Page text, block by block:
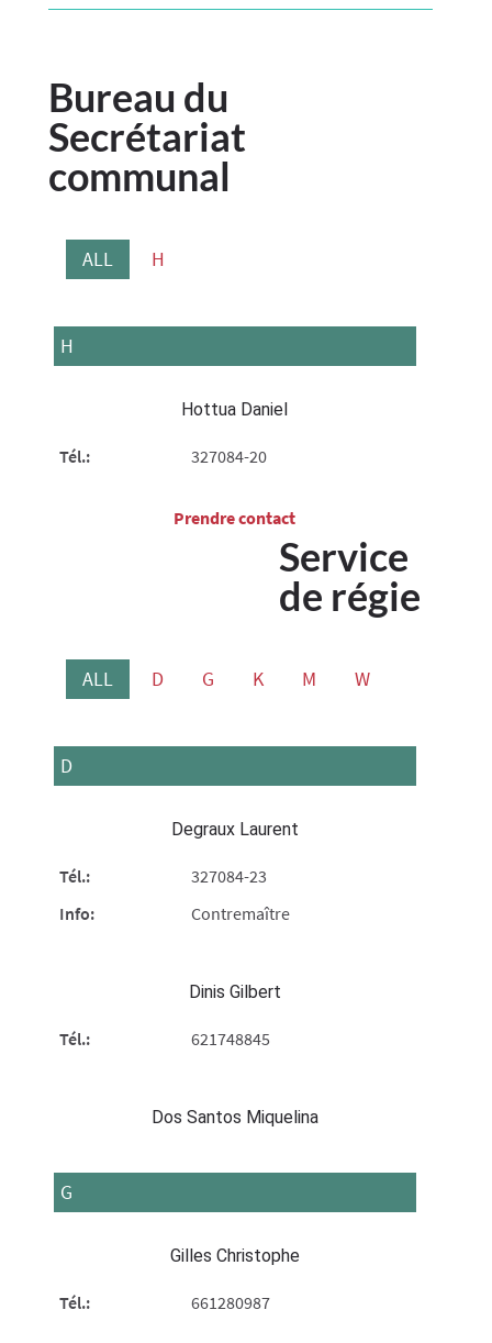
Bureau du
Secrétariat
communal
ALL H
H
Hottua Daniel
Tél.: 327084-20
Prendre contact​
Service
de régie
ALL D G K M W
D
Degraux Laurent
Tél.:
327084-23
Info:
Contremaître
Dinis Gilbert
Tél.: 621748845
Dos Santos Miquelina
G
Gilles Christophe
Tél.: 661280987